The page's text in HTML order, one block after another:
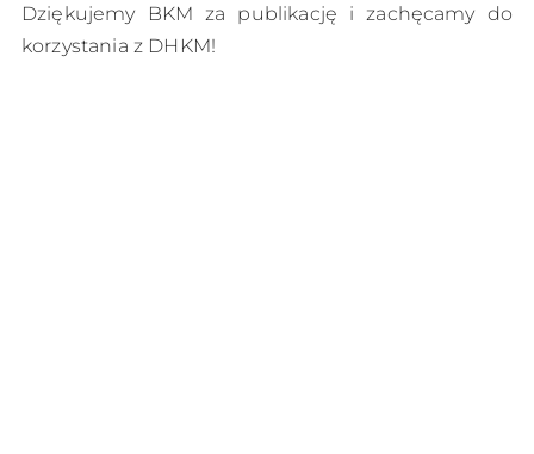
Dziękujemy BKM za publikację i zachęcamy do
korzystania z DHKM!